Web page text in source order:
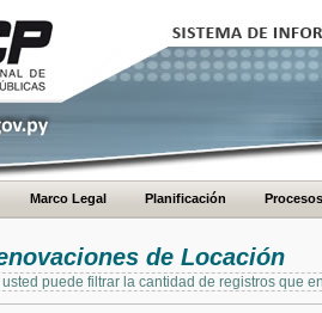
Marco Legal Planificación Procesos
de Locación
puede filtrar la cantidad de registros que